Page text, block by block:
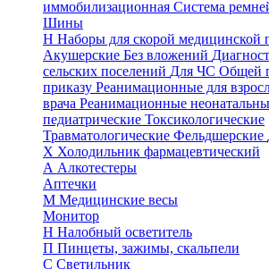
иммобилизационная Система
Шины
Н Наборы для скорой медицинской
Акушерские Без вложений
сельских поселений Для ЧС Общей
приказу Реанимационные для
врача Реанимационные
педиатрические Токсикологические
Травматологические Фельдшерские
Х Холодильник фармацевтический
А Алкотестеры
Аптечки
М Медицинские весы
Монитор
Н Налобный осветитель
П Пинцеты, зажимы, скальпели
С Светильник